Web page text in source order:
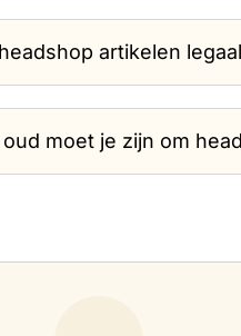
artikelen
oud moet je zijn om